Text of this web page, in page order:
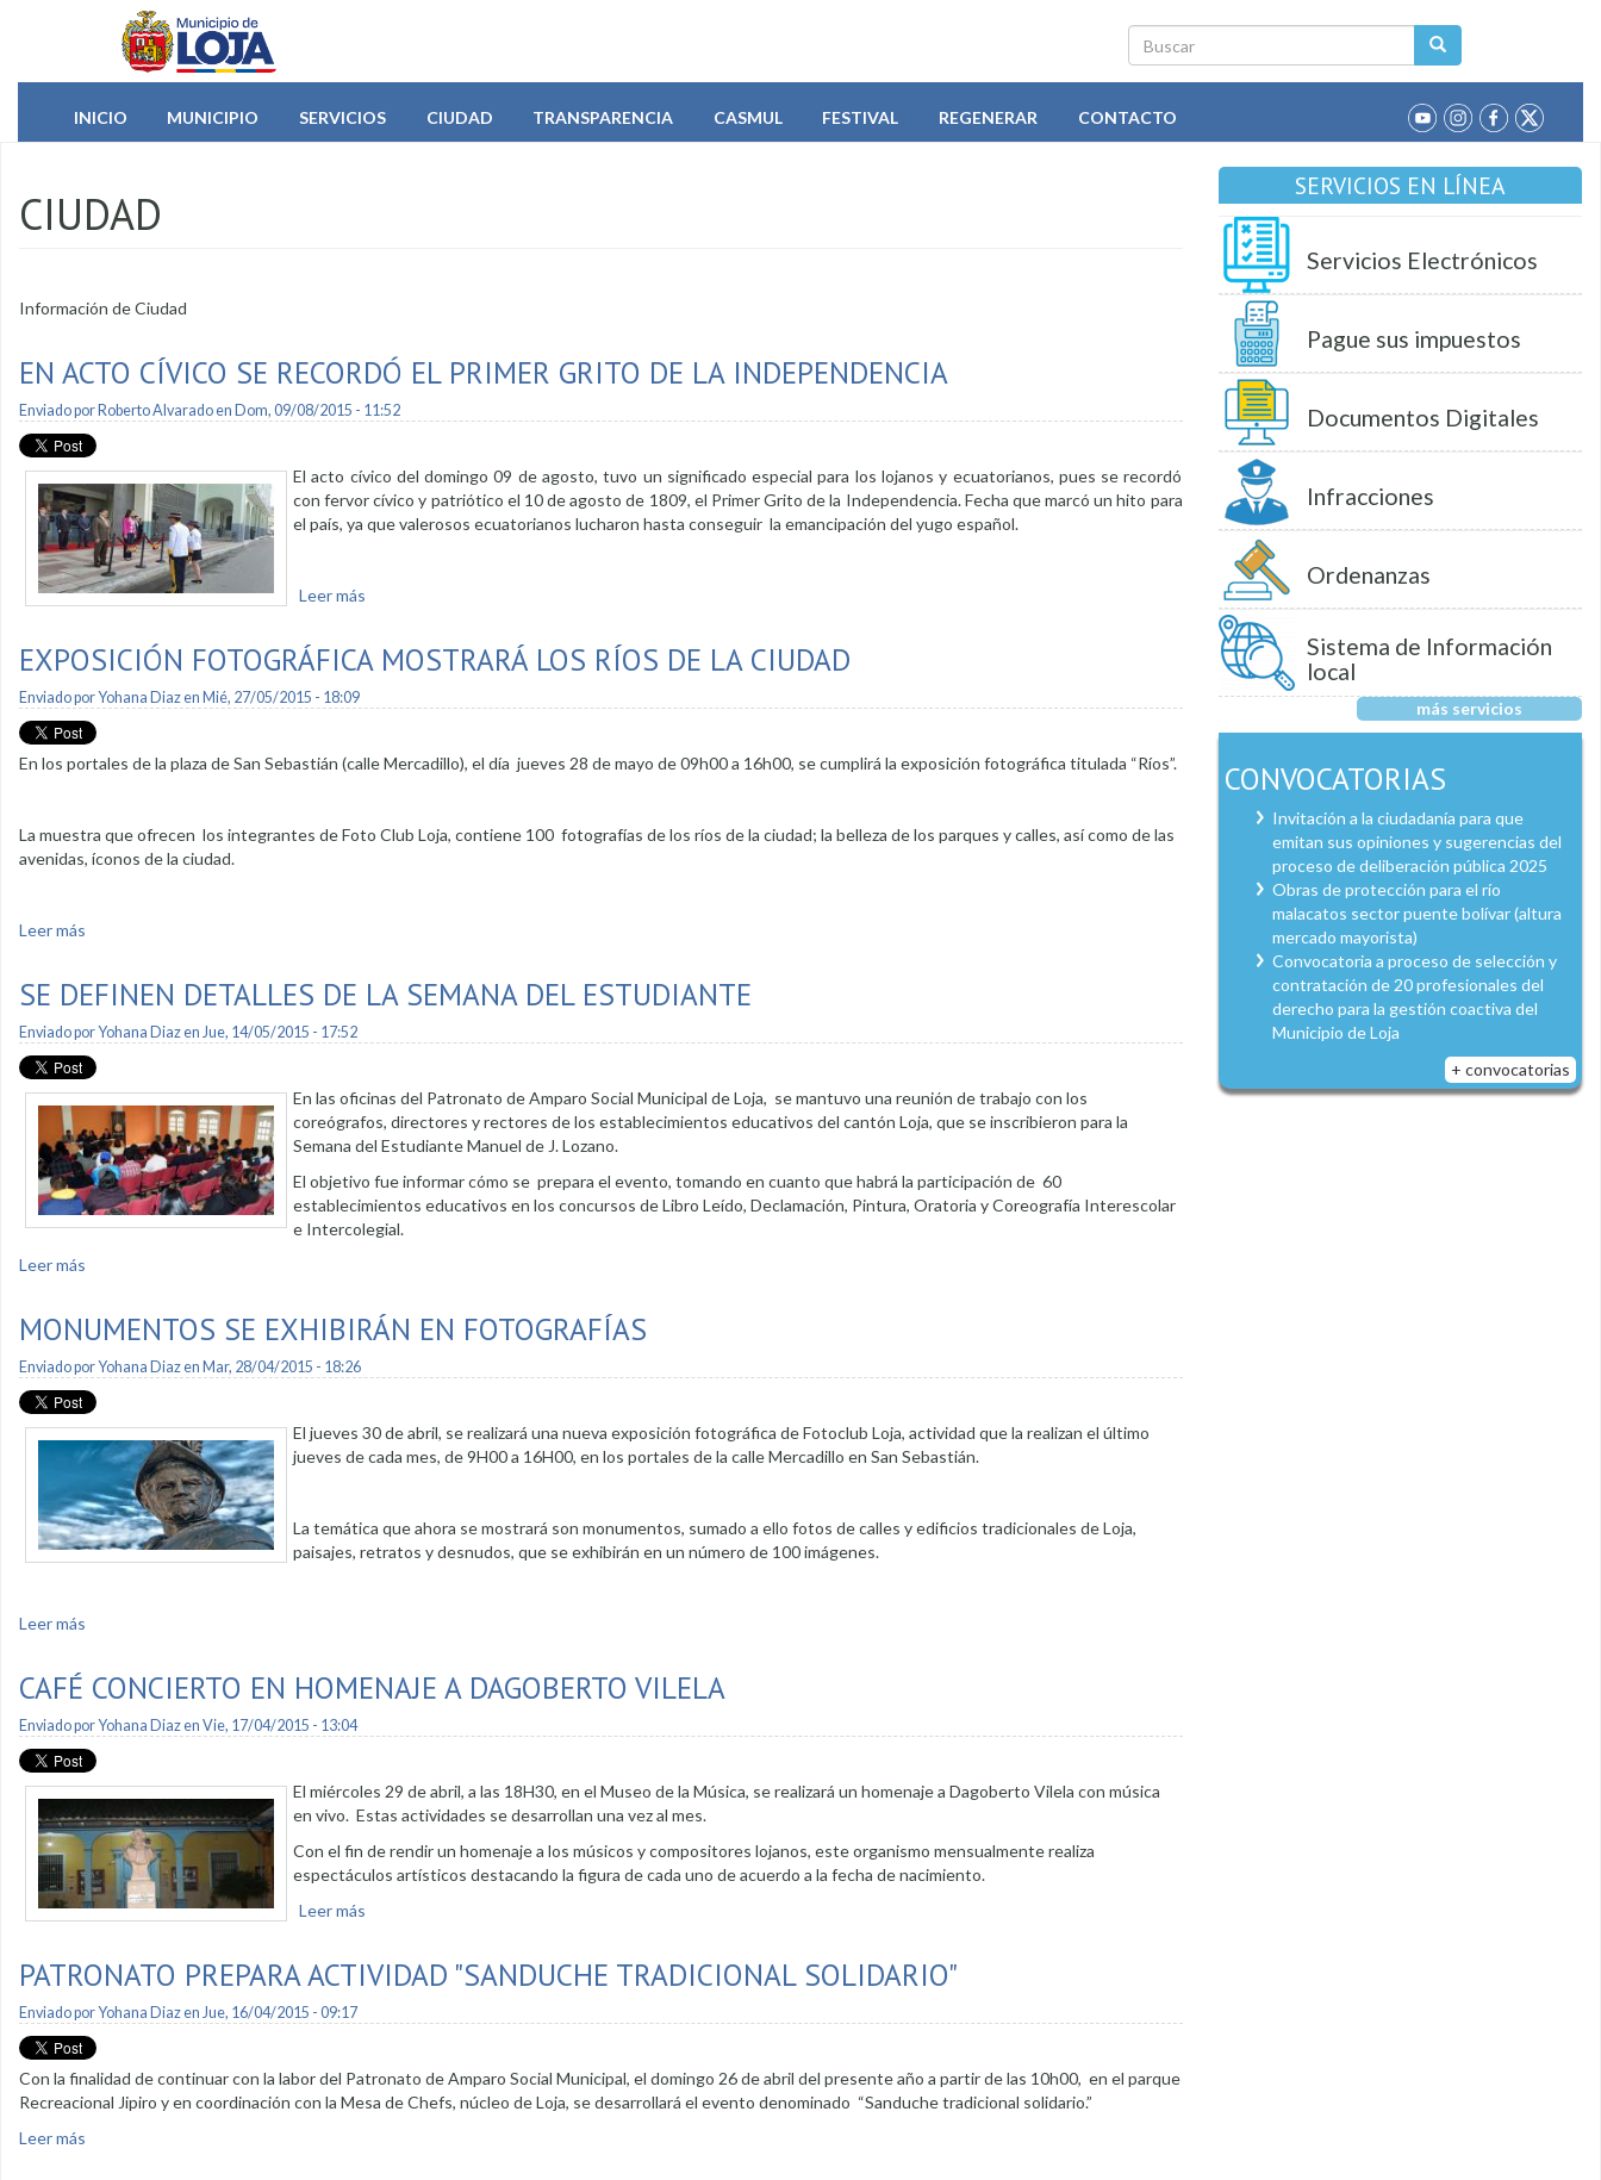
Pasar al contenido principal
Buscar
INICIO
MUNICIPIO SERVICIOS CIUDAD TRANSPARENCIA CASMUL FESTIVAL REGENERAR CONTACTO
CIUDAD
Información de Ciudad
EN ACTO CÍVICO SE RECORDÓ EL PRIMER GRITO DE LA INDEPENDENCIA
Enviado por Roberto Alvaradoen Dom, 09/08/2015 - 11:52
El acto cívico del domingo 09 de agosto, tuvo un significado especial para los lojanos y ecuatorianos, pues se recordó
con fervor cívico y patriótico el 10 de agosto de 1809, el Primer Grito de la Independencia. Fecha que marcó un hito para
el país, ya que valerosos ecuatorianos lucharon hasta conseguir la emancipación del yugo español.
Leer más
EXPOSICIÓN FOTOGRÁFICA MOSTRARÁ LOS RÍOS DE LA CIUDAD
Enviado porYohana Diazen Mié, 27/05/2015 - 18:09
En los portales de la plaza de San Sebastián (calle Mercadillo), el día jueves 28 de mayo de 09h00 a 16h00, se cumplirá la exposición fotográfica titulada “Ríos”.
La muestra que ofrecen los integrantes de Foto Club Loja, contiene 100 fotografías de los ríos de la ciudad; la belleza de los parques y calles, así como de las
avenidas, íconos de la ciudad.
Leer más
SE DEFINEN DETALLES DE LA SEMANA DEL ESTUDIANTE
Enviado porYohana Diazen Jue, 14/05/2015 - 17:52
En las oficinas del Patronato de Amparo Social Municipal de Loja, se mantuvo una reunión de trabajo con los
coreógrafos, directores y rectores de los establecimientos educativos del cantón Loja, que se inscribieron para la
Semana del Estudiante Manuel de J. Lozano.
El objetivo fue informar cómo se prepara el evento, tomando en cuanto que habrá la participación de 60
establecimientos educativos en los concursos de Libro Leído, Declamación, Pintura, Oratoria y Coreografía Interescolar
e Intercolegial.
Leer más
MONUMENTOS SE EXHIBIRÁN EN FOTOGRAFÍAS
Enviado porYohana Diazen Mar, 28/04/2015 - 18:26
El jueves 30 de abril, se realizará una nueva exposición fotográfica de Fotoclub Loja, actividad que la realizan el último
jueves de cada mes, de 9H00 a 16H00, en los portales de la calle Mercadillo en San Sebastián.
La temática que ahora se mostrará son monumentos, sumado a ello fotos de calles y edificios tradicionales de Loja,
paisajes, retratos y desnudos, que se exhibirán en un número de 100 imágenes.
Leer más
CAFÉ CONCIERTO EN HOMENAJE A DAGOBERTO VILELA
Enviado porYohana Diazen Vie, 17/04/2015 - 13:04
El miércoles 29 de abril, a las 18H30, en el Museo de la Música, se realizará un homenaje a Dagoberto Vilela con música
en vivo. Estas actividades se desarrollan una vez al mes.
Con el fin de rendir un homenaje a los músicos y compositores lojanos, este organismo mensualmente realiza
espectáculos artísticos destacando la figura de cada uno de acuerdo a la fecha de nacimiento.
Leer más
PATRONATO PREPARA ACTIVIDAD "SANDUCHE TRADICIONAL SOLIDARIO"
Enviado porYohana Diazen Jue, 16/04/2015 - 09:17
Con la finalidad de continuar con la labor del Patronato de Amparo Social Municipal, el domingo 26 de abril del presente año a partir de las 10h00, en el parque
Recreacional Jipiro y en coordinación con la Mesa de Chefs, núcleo de Loja, se desarrollará el evento denominado “Sanduche tradicional solidario.”
Leer más
SERVICIOS EN LÍNEA
Servicios Electrónicos
Pague sus impuestos
Documentos Digitales
Infracciones
Ordenanzas
Sistema de Información
local
más servicios
CONVOCATORIAS
Invitación a la ciudadanía para que
emitan sus opiniones y sugerencias del
proceso de deliberación pública 2025
Obras de protección para el río
malacatos sector puente bolívar (altura
mercado mayorista)
Convocatoria a proceso de selección y
contratación de 20 profesionales del
derecho para la gestión coactiva del
Municipio de Loja
+ convocatorias